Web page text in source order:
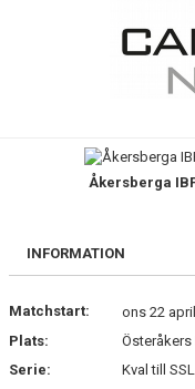
DOKUMENT
Åkersberga
INFORMATION
Matchstart:
ons 22
Plats:
Österåkers
Serie:
Kval till